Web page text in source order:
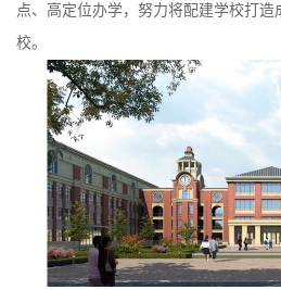
点、高定位办学，努力将配建学校打造
校。